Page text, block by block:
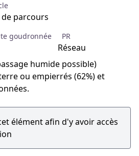
de parcours
goudronnée PR
Réseau
humide possible)
ou empierrés (62%) et
élément afin d'y avoir accès